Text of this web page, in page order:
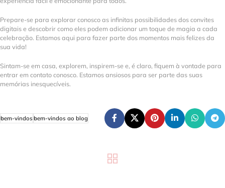
Prepare-se para explorar conosco as infinitas possibilidades dos convites
digitais e descobrir como eles podem adicionar um toque de magia a cada
celebração. Estamos aqui para fazer parte dos momentos mais felizes da
sua vida!
Sintam-se em casa, explorem, inspirem-se e, é claro, fiquem à vontade para
entrar em contato conosco. Estamos ansiosos para ser parte das suas
memórias inesquecíveis.
bem-vindos bem-vindos ao blog